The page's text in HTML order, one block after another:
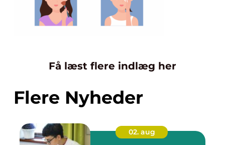
Få læst flere indlæg her
Flere Nyheder
02. aug